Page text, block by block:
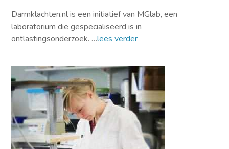
Darmklachten.nl is een initiatief van MGlab, een
laboratorium die gespecialiseerd is in
ontlastingsonderzoek. …lees verder